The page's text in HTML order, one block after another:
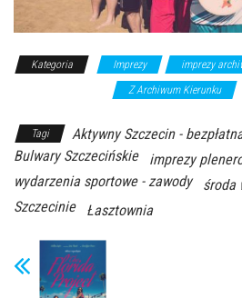
Kategoria Imprezy imprezy
Z Archiwum Kierunku
Tagi
Aktywny Szczecin -
Bulwary Szczecińskie
imprezy
wydarzenia sportowe - zawody
środa
Szczecinie
Łasztownia